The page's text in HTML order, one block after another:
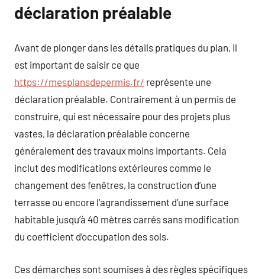
déclaration préalable
Avant de plonger dans les détails pratiques du plan, il
est important de saisir ce que
https://mesplansdepermis.fr/ représente une
déclaration préalable. Contrairement à un permis de
construire, qui est nécessaire pour des projets plus
vastes, la déclaration préalable concerne
généralement des travaux moins importants. Cela
inclut des modifications extérieures comme le
changement des fenêtres, la construction d’une
terrasse ou encore l’agrandissement d’une surface
habitable jusqu’à 40 mètres carrés sans modification
du coefficient d’occupation des sols.
Ces démarches sont soumises à des règles spécifiques